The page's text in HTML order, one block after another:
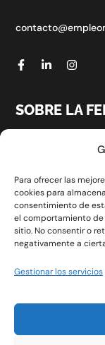
Para ofrecer las
cookies para
consentimiento de
el comportamiento
sitio. No consentir o
negativamente a
Gestionar los servicios
SOBRE LA
POLÍTICA DE
POLÍTICA DE